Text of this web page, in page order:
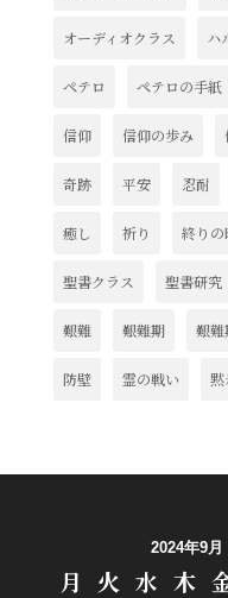
オーディオクラス ハ
ペテロ ペテロの手紙
信仰 信仰の歩み
奇跡 平安 忍耐
癒し 祈り 終りの
聖書クラス 聖書研究
艱難 艱難期 艱難
防壁 霊の戦い 黙
2024年9月
月 火 水 木